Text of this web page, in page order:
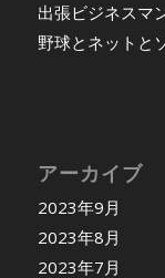
出張ビジネスマ
野球とネットと
アーカイブ
2023年9月
2023年8月
2023年7月